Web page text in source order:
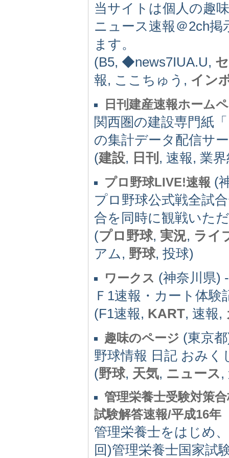
当サイトは個人の趣
ニュース速報＠2ch
ます。
(B5, ◆news7IUA.U,
報, ここちゅう, イン
日刊建産速報ホーム
関西圏の建設専門紙
の集計データ配信サ
(建設, 日刊 , 速報, 業
プロ野球LIVE!速報 (
プロ野球公式戦全試
合を同時に観戦いた
(プロ野球, 実況, ライ
アム, 野球, 投球)
ワークス (神奈川県) -
Ｆ1速報・カート体
(F1速報, KART, 速報,
趣味のページ (東京
野球情報 日記 おみく
(野球, 天気, ニュース,
管理栄養士受験対策
試験解答速報/平成16年
管理栄養士をはじめ
回)管理栄養士国家試